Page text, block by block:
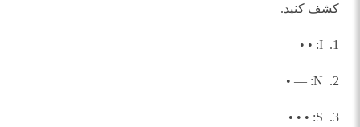
کشف کنید.
1. I: • •
2. N: — •
3. S: • • •